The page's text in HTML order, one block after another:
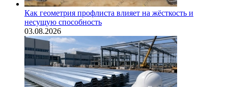
Как геометрия профлиста влияет на жёсткость и
несущую способность
03.08.2026